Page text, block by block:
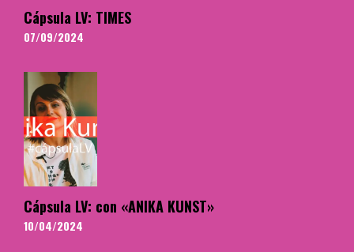
Cápsula LV: TIMES
07/09/2024
Cápsula LV: con «ANIKA KUNST»
10/04/2024